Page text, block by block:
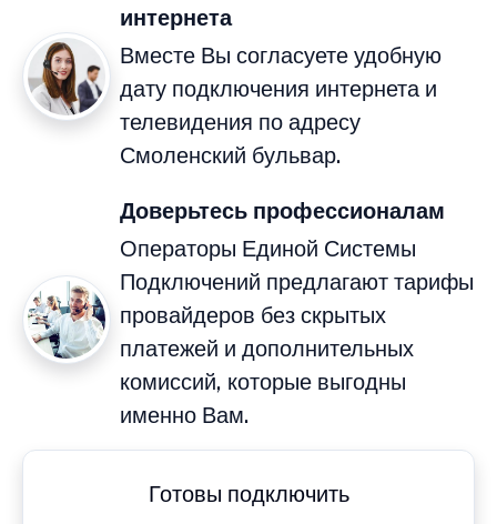
интернета
Вместе Вы согласуете удобную
дату подключения интернета и
телевидения по адресу
Смоленский бульвар.
Доверьтесь профессионалам
Операторы Единой Системы
Подключений предлагают тарифы
провайдеров без скрытых
платежей и дополнительных
комиссий, которые выгодны
именно Вам.
Готовы подключить